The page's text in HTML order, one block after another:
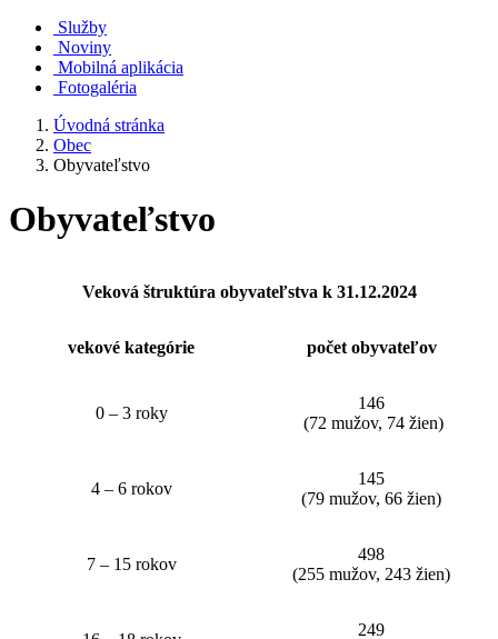
Služby
Noviny
Mobilná aplikácia
Fotogaléria
Úvodná stránka
Obec
Obyvateľstvo
Obyvateľstvo
Veková štruktúra obyvateľstva k 31.12.2024
vekové kategórie počet obyvateľov
0 – 3 roky
146
(72 mužov, 74 žien)
4 – 6 rokov
145
(79 mužov, 66 žien)
7 – 15 rokov
498
(255 mužov, 243 žien)
249